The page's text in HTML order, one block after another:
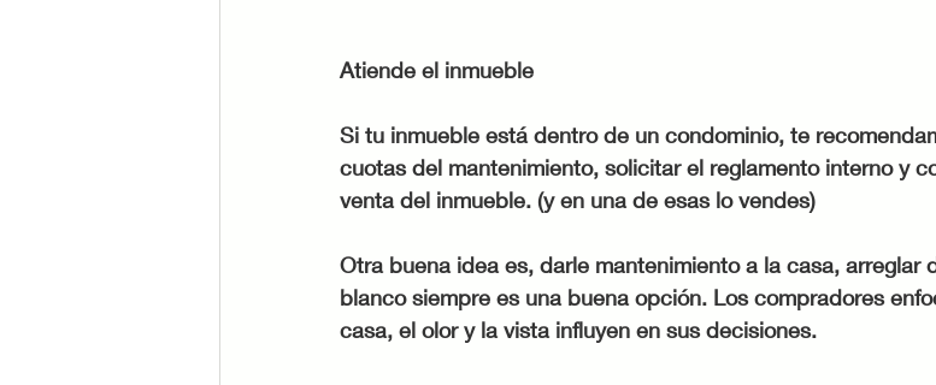
Atiende el inmueble
Si tu inmueble está dentro de un condominio, te
cuotas del mantenimiento, solicitar el reglamento interno y
venta del inmueble. (y en una de esas lo vendes)
Otra buena idea es, darle mantenimiento a la casa, arreglar
blanco siempre es una buena opción. Los compradores
casa, el olor y la vista influyen en sus decisiones.